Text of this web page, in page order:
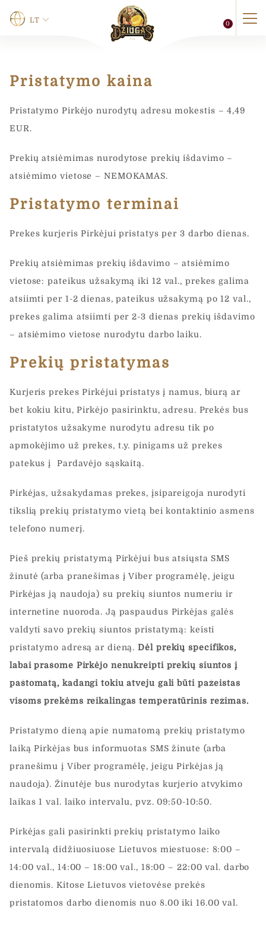
LT 0
Pristatymo kaina
Pristatymo Pirkėjo nurodytų adresu mokestis – 4,49
EUR.
Prekių atsiėmimas nurodytose prekių išdavimo –
atsiėmimo vietose – NEMOKAMAS.
Pristatymo terminai
Prekes kurjeris Pirkėjui pristatys per 3 darbo dienas.
Prekių atsiėmimas prekių išdavimo – atsiėmimo
vietose: pateikus užsakymą iki 12 val., prekes galima
atsiimti per 1-2 dienas, pateikus užsakymą po 12 val.,
prekes galima atsiimti per 2-3 dienas prekių išdavimo
– atsiėmimo vietose nurodytu darbo laiku.
Prekių pristatymas
Kurjeris prekes Pirkėjui pristatys į namus, biurą ar
bet kokiu kitu, Pirkėjo pasirinktu, adresu. Prekės bus
pristatytos užsakyme nurodytu adresu tik po
apmokėjimo už prekes, t.y. pinigams už prekes
patekus į Pardavėjo sąskaitą.
Pirkėjas, užsakydamas prekes, įsipareigoja nurodyti
tikslią prekių pristatymo vietą bei kontaktinio asmens
telefono numerį.
Pieš prekių pristatymą Pirkėjui bus atsiųsta SMS
žinutė (arba pranešimas į Viber programėlę, jeigu
Pirkėjas ją naudoja) su prekių siuntos numeriu ir
internetine nuoroda. Ją paspaudus Pirkėjas galės
valdyti savo prekių siuntos pristatymą: keisti
pristatymo adresą ar dieną.Dėl prekių specifikos,
labai prašome Pirkėjo nenukreipti prekių siuntos į
paštomatą, kadangi tokiu atveju gali būti pažeistas
visoms prekėms reikalingas temperatūrinis režimas.
Pristatymo dieną apie numatomą prekių pristatymo
laiką Pirkėjas bus informuotas SMS žinute (arba
pranešimu į Viber programėlę, jeigu Pirkėjas ją
naudoja). Žinutėje bus nurodytas kurjerio atvykimo
laikas 1 val. laiko intervalu, pvz. 09:50-10:50.
Pirkėjas gali pasirinkti prekių pristatymo laiko
intervalą didžiuosiuose Lietuvos miestuose: 8:00 –
14:00 val., 14:00 – 18:00 val., 18:00 – 22:00 val. darbo
dienomis. Kitose Lietuvos vietovėse prekės
pristatomos darbo dienomis nuo 8.00 iki 16.00 val.
Vardas*
Vardas
Telefonas
0 of 12 max characters.
e
e
o
n
s
p
š
s
El. paštas*
Žinutė*
Jūsų asmens duomenys yra renkami ir tvarkomi,
pateikti UAB „Čia Market tinkamiausią pasiūlymą.
Užpildydami šią formą, Jūs sutinkate kad su mūsų
"Privatumo Politikoje" aprašytomis taisyklėmis
Siųsti